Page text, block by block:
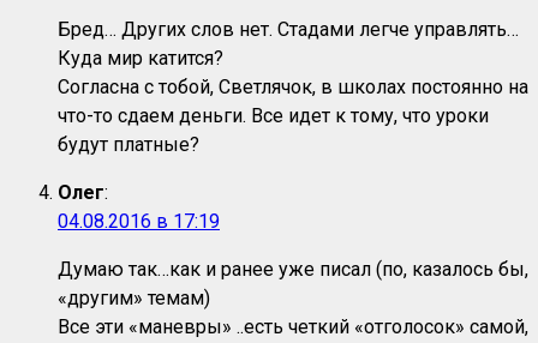
Бред… Других слов нет. Стадами легче управлять…
Куда мир катится?
Согласна с тобой, Светлячок, в школах постоянно на
что-то сдаем деньги. Все идет к тому, что уроки
будут платные?
Олег:
04.08.2016 в 17:19
Думаю так…как и ранее уже писал (по, казалось бы,
«другим» темам)
Все эти «маневры» ..есть четкий «отголосок» самой,